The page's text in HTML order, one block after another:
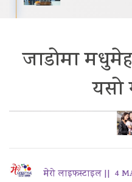
जाडोमा
यसो
मेरो लाइफस्टाइल || 4